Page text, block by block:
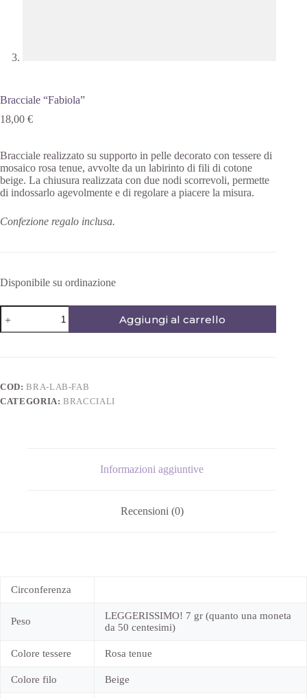
Bracciale “Fabiola”
18,00 €
Bracciale realizzato su supporto in pelle decorato con tessere di
mosaico rosa tenue, avvolte da un labirinto di fili di cotone
beige. La chiusura realizzata con due nodi scorrevoli, permette
di indossarlo agevolmente e di regolare a piacere la misura.
Confezione regalo inclusa.
Disponibile su ordinazione
Aggiungi al carrello
COD:BRA-LAB-FAB
CATEGORIA:BRACCIALI
Informazioni aggiuntive
Recensioni (0)
Circonferenza
Peso
LEGGERISSIMO! 7 gr (quanto una moneta
da 50 centesimi)
Colore tessere Rosa tenue
Colore filo Beige